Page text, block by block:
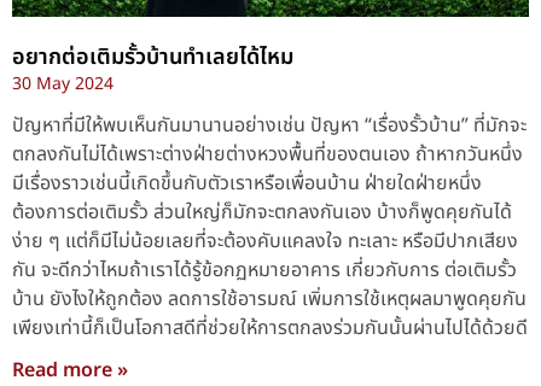
อยากต่อเติมรั้วบ้านทำเลยได้ไหม
30 May 2024
ปัญหาที่มีให้พบเห็นกันมานานอย่างเช่น ปัญหา “เรื่องรั้วบ้าน” ที่มักจะ
ตกลงกันไม่ได้เพราะต่างฝ่ายต่างหวงพื้นที่ของตนเอง ถ้าหากวันหนึ่ง
มีเรื่องราวเช่นนี้เกิดขึ้นกับตัวเราหรือเพื่อนบ้าน ฝ่ายใดฝ่ายหนึ่ง
ต้องการต่อเติมรั้ว ส่วนใหญ่ก็มักจะตกลงกันเอง บ้างก็พูดคุยกันได้
ง่าย ๆ แต่ก็มีไม่น้อยเลยที่จะต้องคับแคลงใจ ทะเลาะ หรือมีปากเสียง
กัน จะดีกว่าไหมถ้าเราได้รู้ข้อกฏหมายอาคาร เกี่ยวกับการ ต่อเติมรั้ว
บ้าน ยังไงให้ถูกต้อง ลดการใช้อารมณ์ เพิ่มการใช้เหตุผลมาพูดคุยกัน
เพียงเท่านี้ก็เป็นโอกาสดีที่ช่วยให้การตกลงร่วมกันนั้นผ่านไปได้ด้วยดี
Read more »